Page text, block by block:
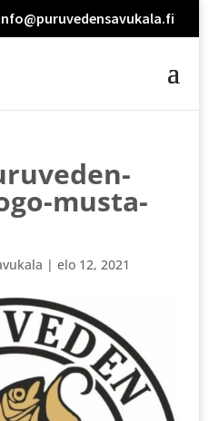
musta-
| elo 12, 2021